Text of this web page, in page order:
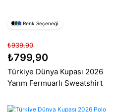
Renk Seçeneği
₺939,90
₺799,90
Türkiye Dünya Kupası 2026
Yarım Fermuarlı Sweatshirt